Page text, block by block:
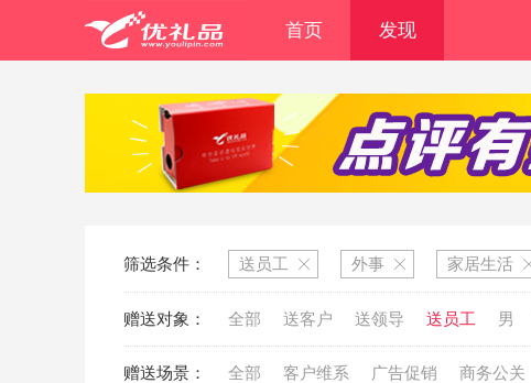
首页 发现
筛选条件： 送员工 外事 家居生活
赠送对象： 全部 送客户 送领导 送员工 男
赠送场景： 全部 客户维系 广告促销 商务公关